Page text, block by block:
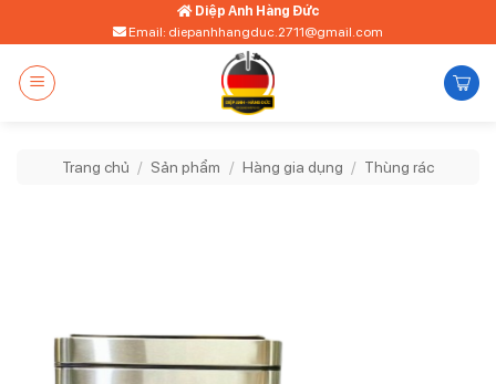
qua
dung
Diệp Anh Hàng Đức
Email: diepanhhangduc.2711@gmail.com
Trang chủ / Sản phẩm / Hàng gia dụng / Thùng rác